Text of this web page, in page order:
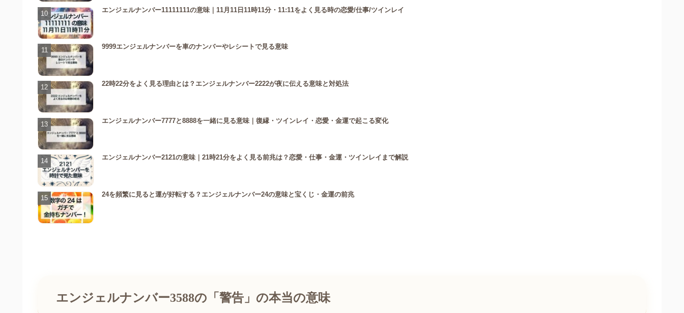
エンジェルナンバー11111111の意味｜11月11日11時11分・11:11をよく見る時の恋愛/仕事/ツインレイ
9999エンジェルナンバーを車のナンバーやレシートで見る意味
22時22分をよく見る理由とは？エンジェルナンバー2222が夜に伝える意味と対処法
エンジェルナンバー7777と8888を一緒に見る意味｜復縁・ツインレイ・恋愛・金運で起こる変化
エンジェルナンバー2121の意味｜21時21分をよく見る前兆は？恋愛・仕事・金運・ツインレイまで解説
24を頻繁に見ると運が好転する？エンジェルナンバー24の意味と宝くじ・金運の前兆
エンジェルナンバー3588の「警告」の本当の意味